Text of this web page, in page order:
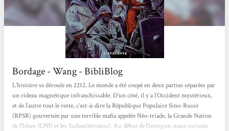
Bordage - Wang - BibliBlog
L’histoire se déroule en 2212. Le monde a été coupé en deux parties séparées par
un rideau magnétique infranchissable. D’un côté, il y a l’Occident mystérieux,
et de l’autre tout le reste, c’est-à-dire la République Populaire Sino-Russe
(RPSR) gouvernée par une terrible mafia appelée Néo-triade, la Grande Nation
de l’Islam (GNI) et les Sudam(éricains). Au début de l’intrigue, nous suivons